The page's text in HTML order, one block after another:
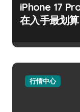
iPhone 17
在入手最划算
行情中心